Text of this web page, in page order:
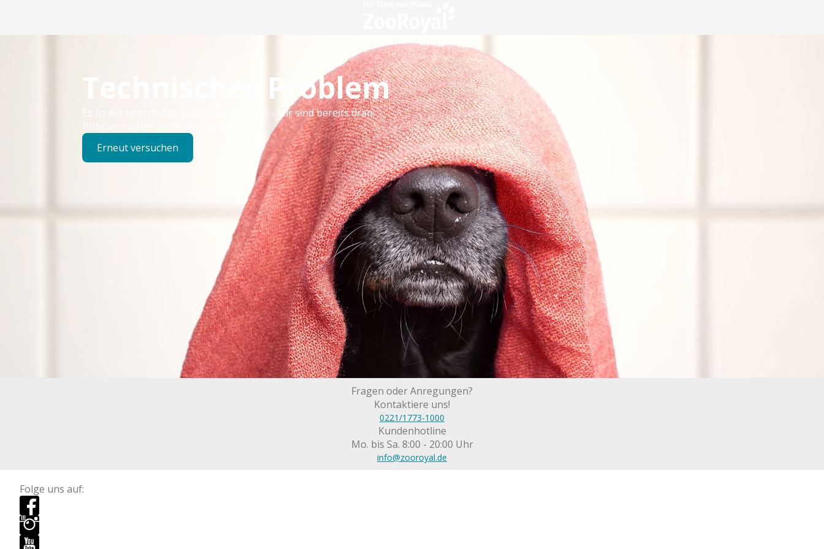
Technisches Problem
Es ist ein technischer Fehler aufgetreten – wir sind bereits dran.
Bitte versuchen Sie es später erneut.
Erneut versuchen
Fragen oder Anregungen?
Kontaktiere uns!
0221/1773-1000
Kundenhotline
Mo. bis Sa. 8:00 - 20:00 Uhr
info@zooroyal.de
Folge uns auf: